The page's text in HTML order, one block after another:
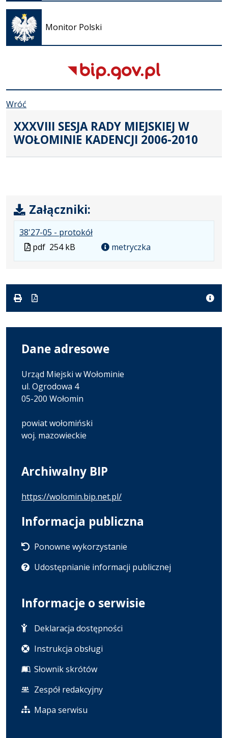
Monitor Polski
Otwiera
się w
nowej
karcie
Wróć
XXXVIII SESJA RADY MIEJSKIEJ W
WOŁOMINIE KADENCJI 2006-2010
Załączniki:
38'27-05 - protokół.
Plik
.
Rozmiar
.
Otwiera
Plik
pdf 254 kB metryczka
Dane adresowe
Urząd Miejski w Wołominie
ul. Ogrodowa 4
05-200 Wołomin
powiat wołomiński
woj. mazowieckie
Archiwalny BIP
https://wolomin.bip.net.pl/
Informacja publiczna
Ponowne wykorzystanie
Udostępnianie informacji publicznej
Informacje o serwisie
Deklaracja dostępności
Instrukcja obsługi
Słownik skrótów
Zespół redakcyjny
Mapa serwisu